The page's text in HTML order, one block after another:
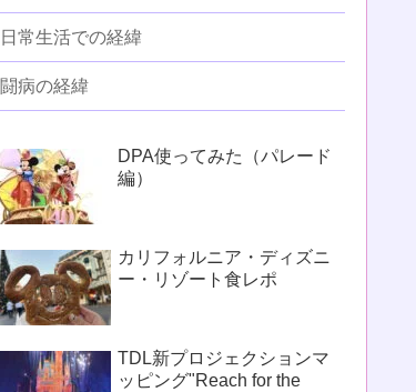
日常生活での経緯
闘病の経緯
DPA使ってみた（パレード
編）
カリフォルニア・ディズニ
ー・リゾート食レポ
TDL新プロジェクションマ
ッピング"Reach for the